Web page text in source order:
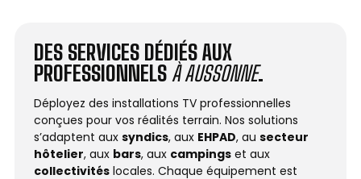
DES SERVICES DÉDIÉS AUX
PROFESSIONNELS À AUSSONNE.
Déployez des installations TV professionnelles
conçues pour vos réalités terrain. Nos solutions
s’adaptent aux syndics, aux EHPAD, au secteur
hôtelier, aux bars, aux campings et aux
collectivités locales. Chaque équipement est